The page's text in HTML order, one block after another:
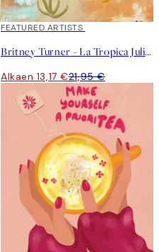
40%*
FEATURED ARTISTS
Britney Turner - La Tropica Juliste
Alkaen 13,17 €21,95 €